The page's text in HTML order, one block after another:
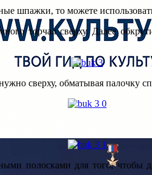
шпажки, то можете
торчал сверху. Далее
сверху, обматывая палочку
полосками для того, чтобы